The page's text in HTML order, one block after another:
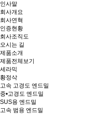
인사말
회사개요
회사연혁
인증현황
회사조직도
오시는 길
제품소개
제품전체보기
세라믹
황정삭
고속 고경도 엔드밀
중•고경도 엔드밀
SUS용 엔드밀
고속 범용 엔드밀